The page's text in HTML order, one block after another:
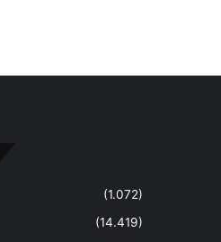
(1.072)
(14.419)